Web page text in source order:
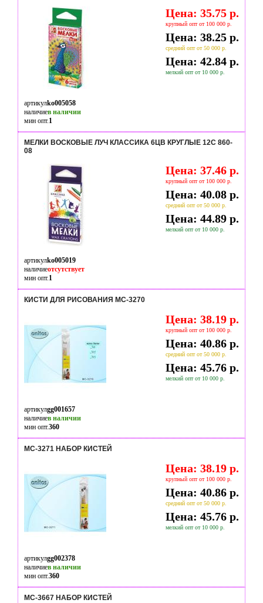
Цена: 35.75 р.
крупный опт от 100 000 р.
Цена: 38.25 р.
средний опт от 50 000 р.
Цена: 42.84 р.
мелкий опт от 10 000 р.
артикулko005058
наличиев наличии
мин опт.1
МЕЛКИ ВОСКОВЫЕ ЛУЧ КЛАССИКА 6ЦВ КРУГЛЫЕ 12С 860-
08
Цена: 37.46 р.
крупный опт от 100 000 р.
Цена: 40.08 р.
средний опт от 50 000 р.
Цена: 44.89 р.
мелкий опт от 10 000 р.
артикулko005019
наличиеотсутствует
мин опт.1
КИСТИ ДЛЯ РИСОВАНИЯ МС-3270
Цена: 38.19 р.
крупный опт от 100 000 р.
Цена: 40.86 р.
средний опт от 50 000 р.
Цена: 45.76 р.
мелкий опт от 10 000 р.
артикулgg001657
наличиев наличии
мин опт.360
МС-3271 НАБОР КИСТЕЙ
Цена: 38.19 р.
крупный опт от 100 000 р.
Цена: 40.86 р.
средний опт от 50 000 р.
Цена: 45.76 р.
мелкий опт от 10 000 р.
артикулgg002378
наличиев наличии
мин опт.360
МС-3667 НАБОР КИСТЕЙ